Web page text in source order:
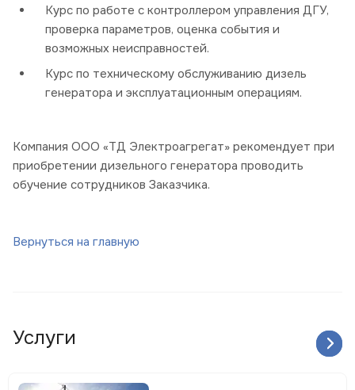
Курс по работе с контроллером управления ДГУ,
проверка параметров, оценка события и
возможных неисправностей.
Курс по техническому обслуживанию дизель
генератора и эксплуатационным операциям.
Компания ООО «ТД Электроагрегат» рекомендует при
приобретении дизельного генератора проводить
обучение сотрудников Заказчика.
Вернуться на главную
Услуги